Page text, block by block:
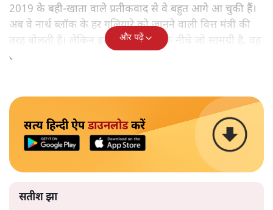
2019 के बही‑खाता वाले प्रतीकवाद से वे बहुत आगे आ चुकी हैं।
अब वे नार्थ ब्लॉक के हर गलियारे को जानने वाली वित्त मंत्री की
तरह बोलती हैं। लेकिन इस आत्मविश्वास के नीचे जो सामग्री है, वह
उतनी ही अनुमानित और दोहराव भरी।
और पढ़ें
सत्य हिन्दी ऐपडाउनलोडकरें
सतीश झा